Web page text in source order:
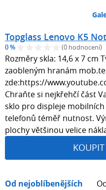
Topglass Lenovo K5
0 % (0 hodnocení)
Rozměry skla: 14,6 x 7 cm
zaobleným hranám
zde:https://
Chraňte si nejkřehčí část
sklo pro displeje
telefonů téměř nutnost.
plochy většinou velice
Od nejoblíbenějších